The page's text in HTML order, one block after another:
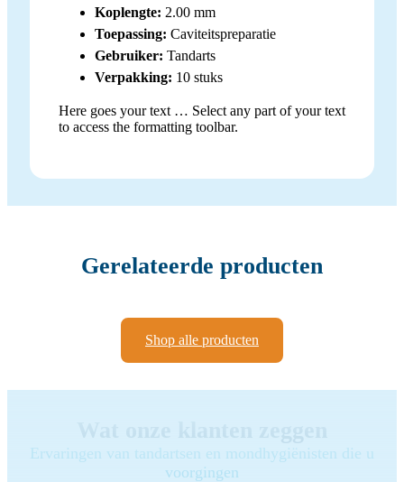
Koplengte: 2.00 mm
Toepassing: Caviteitspreparatie
Gebruiker: Tandarts
Verpakking: 10 stuks
Here goes your text … Select any part of your text
to access the formatting toolbar.
Gerelateerde producten
Shop alle producten
Ervaringen van tandartsen en mondhygiënisten die u
voorgingen